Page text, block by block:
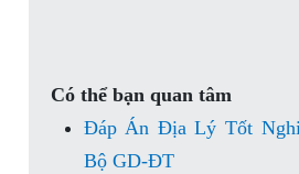
Có thể bạn quan tâm
Đáp Án Địa Lý Tốt
Bộ GD-ĐT